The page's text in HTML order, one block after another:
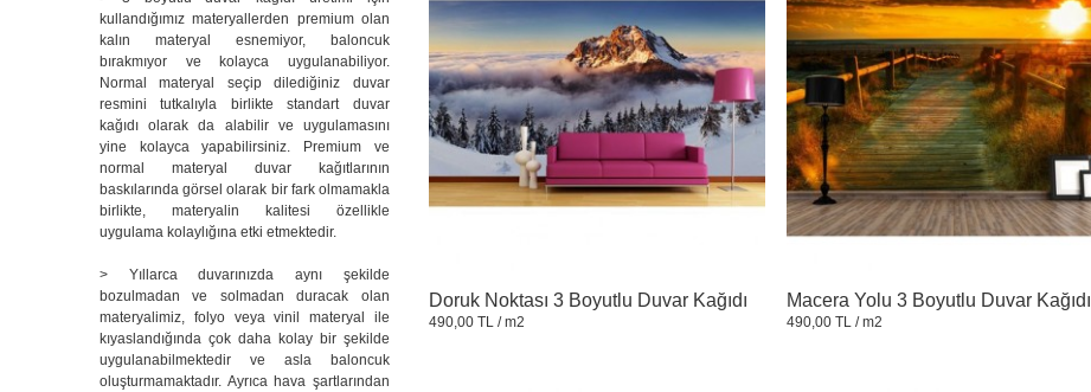
Doruk Noktası 3 Boyutlu Duvar Kağıdı
490,00 TL / m2
Macera Yolu 3 Boyutlu Duvar Kağıdı
490,00 TL / m2
kullandığımız materyallerden premium olan
kalın materyal esnemiyor, baloncuk
bırakmıyor ve kolayca uygulanabiliyor.
Normal materyal seçip dilediğiniz duvar
resmini tutkalıyla birlikte standart duvar
kağıdı olarak da alabilir ve uygulamasını
yine kolayca yapabilirsiniz. Premium ve
normal materyal duvar kağıtlarının
baskılarında görsel olarak bir fark olmamakla
birlikte, materyalin kalitesi özellikle
uygulama kolaylığına etki etmektedir.
> Yıllarca duvarınızda aynı şekilde
bozulmadan ve solmadan duracak olan
materyalimiz, folyo veya vinil materyal ile
kıyaslandığında çok daha kolay bir şekilde
uygulanabilmektedir ve asla baloncuk
oluşturmamaktadır. Ayrıca hava şartlarından